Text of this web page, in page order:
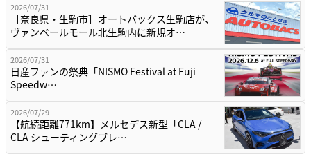
2026/07/31
［奈良県・生駒市］オートバックス生駒店が、
ヴァンベールモール北生駒内に新規オ…
2026/07/31
日産ファンの祭典「NISMO Festival at Fuji
Speedw…
2026/07/29
【航続距離771km】メルセデス新型「CLA /
CLA シューティングブレ…